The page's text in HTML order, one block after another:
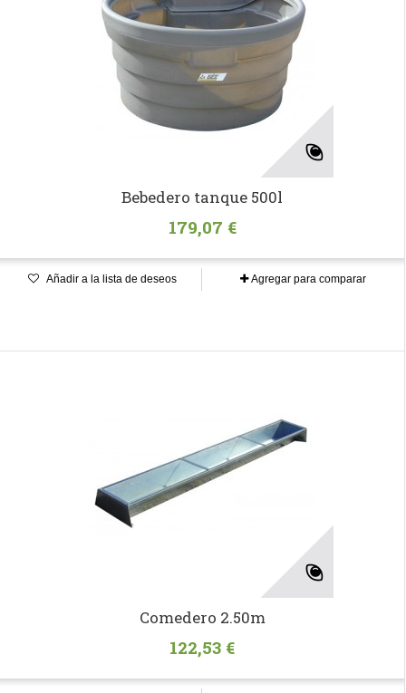
Bebedero tanque 500l
179,07 €
Añadir a la lista de deseos Agregar para comparar
Comedero 2.50m
122,53 €